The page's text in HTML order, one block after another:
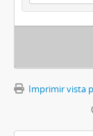
Imprimir vista